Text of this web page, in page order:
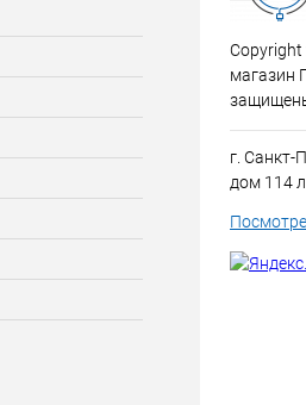
Copyright
магазин
г. Санкт-
дом 114